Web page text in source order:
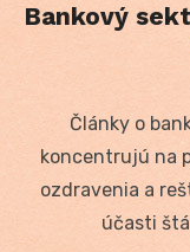
Bankový
Články o
koncentrujú na
ozdravenia a
účasti